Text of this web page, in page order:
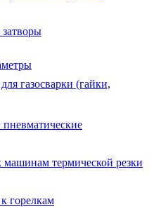
газосварки (гайки,
пневматические
машинам термической резки
горелкам